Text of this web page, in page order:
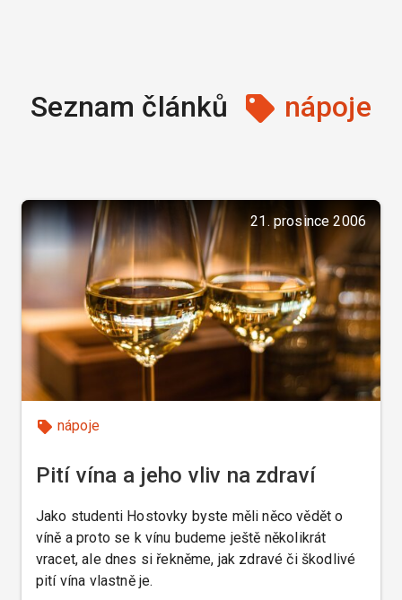
Seznam článků nápoje
21. prosince 2006
nápoje
Pití vína a jeho vliv na zdraví
Jako studenti Hostovky byste měli něco vědět o
víně a proto se k vínu budeme ještě několikrát
vracet, ale dnes si řekněme, jak zdravé či škodlivé
pití vína vlastně je.